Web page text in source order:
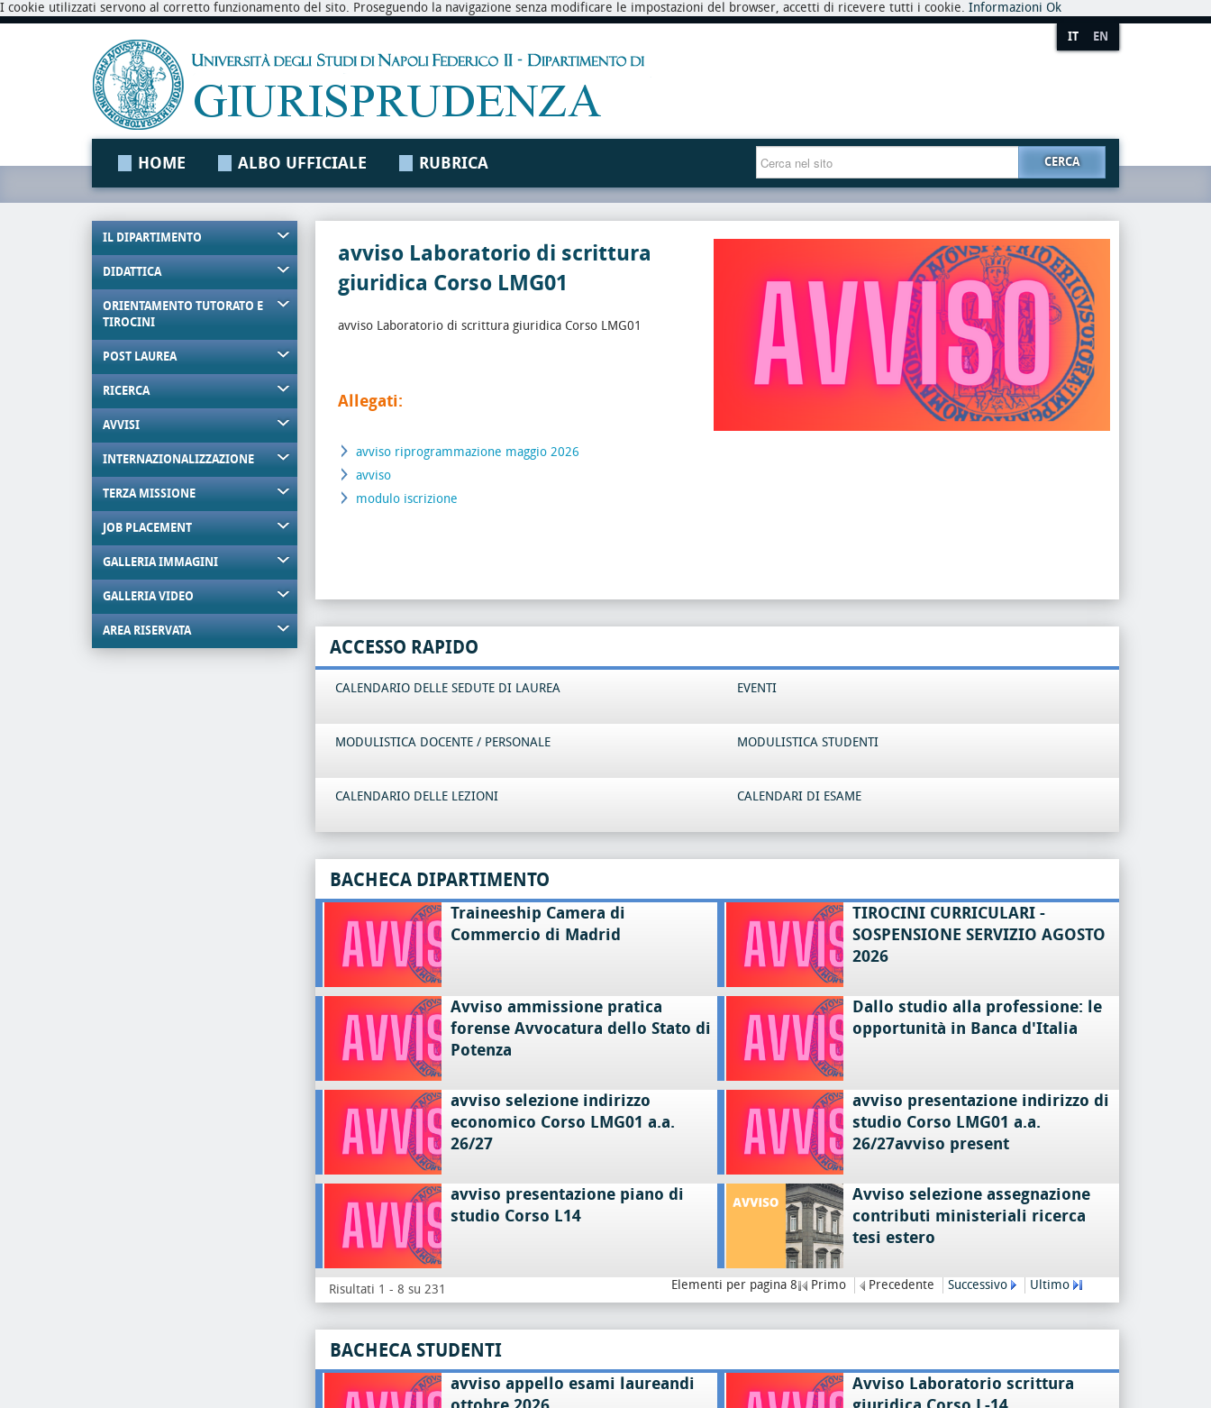
I cookie utilizzati servono al corretto funzionamento del sito. Proseguendo la navigazione senza modificare le impostazioni del browser, accetti di ricevere tutti i cookie. Informazioni Ok
IT EN
HOME ALBO UFFICIALE RUBRICA CERCA
IL DIPARTIMENTO
DIDATTICA
ORIENTAMENTO TUTORATO E
TIROCINI
POST LAUREA
RICERCA
AVVISI
INTERNAZIONALIZZAZIONE
TERZA MISSIONE
JOB PLACEMENT
GALLERIA IMMAGINI
GALLERIA VIDEO
AREA RISERVATA
avviso Laboratorio di scrittura
giuridica Corso LMG01
avviso Laboratorio di scrittura giuridica Corso LMG01
Allegati:
avviso riprogrammazione maggio 2026
avviso
modulo iscrizione
ACCESSO RAPIDO
CALENDARIO DELLE SEDUTE DI LAUREA EVENTI
MODULISTICA DOCENTE / PERSONALE MODULISTICA STUDENTI
CALENDARIO DELLE LEZIONI CALENDARI DI ESAME
BACHECA DIPARTIMENTO
Traineeship Camera di
Commercio di Madrid
TIROCINI CURRICULARI -
SOSPENSIONE SERVIZIO AGOSTO
2026
Avviso ammissione pratica
forense Avvocatura dello Stato di
Potenza
Dallo studio alla professione: le
opportunità in Banca d'Italia
avviso selezione indirizzo
economico Corso LMG01 a.a.
26/27
avviso presentazione indirizzo di
studio Corso LMG01 a.a.
26/27avviso present
avviso presentazione piano di
studio Corso L14
Avviso selezione assegnazione
contributi ministeriali ricerca
tesi estero
Risultati 1 - 8 su 231 Elementi per pagina 8 Primo Precedente Successivo Ultimo
BACHECA STUDENTI
avviso appello esami laureandi
Avviso Laboratorio scrittura